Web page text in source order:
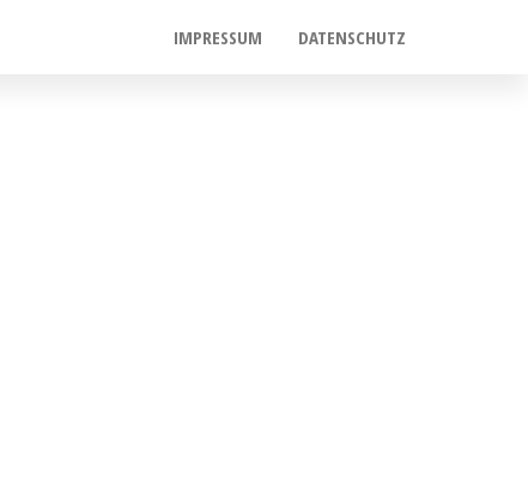
IMPRESSUM DATENSCHUTZ